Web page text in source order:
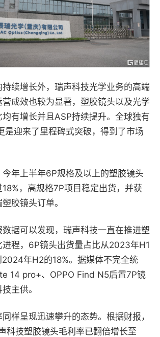
持续增长外，瑞声科技光学业务的高端
成效也较为显著，塑胶镜头以及光学
有增长并且ASP持续提升。全球独有
是迎来了里程碑式突破，得到了市场
今年上半年6P规格及以上的塑胶镜头
，高规格7P项目稳定出货，并获
胶镜头订单。
据可以发现，瑞声科技一直在推进塑
进程，6P镜头出货量占比从2023年H1
2024年H2的18%。据媒体不完全统
14 pro+、OPPO Find N5后置7P镜
主供。
样呈现迅速攀升的态势。根据财报，
科技塑胶镜头毛利率已翻倍增长至